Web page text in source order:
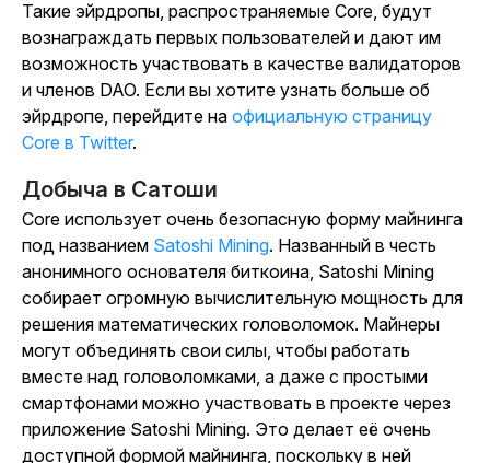
Такие эйрдропы, распространяемые Core, будут
вознаграждать первых пользователей и дают им
возможность участвовать в качестве валидаторов
и членов DAO. Если вы хотите узнать больше об
эйрдропе, перейдите на официальную страницу
Core в Twitter.
Добыча в Сатоши
Core использует очень безопасную форму майнинга
под названием Satoshi Mining. Названный в честь
анонимного основателя биткоина, Satoshi Mining
собирает огромную вычислительную мощность для
решения математических головоломок. Майнеры
могут объединять свои силы, чтобы работать
вместе над головоломками, а даже с простыми
смартфонами можно участвовать в проекте через
приложение Satoshi Mining. Это делает её очень
доступной формой майнинга, поскольку в ней